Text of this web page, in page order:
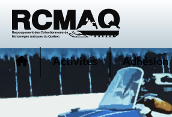
Activités Adhésion